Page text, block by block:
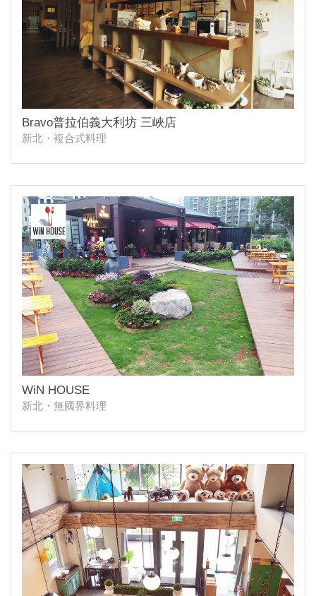
Bravo普拉伯義大利坊 三峽店
新北・複合式料理
WiN HOUSE
新北・無國界料理